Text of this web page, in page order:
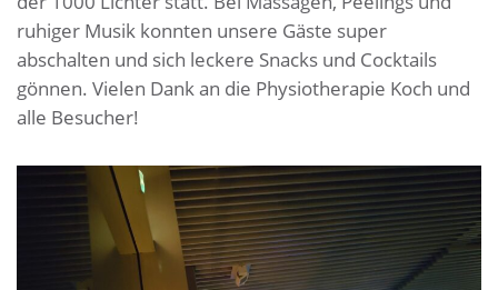
ruhiger Musik konnten unsere Gäste super
abschalten und sich leckere Snacks und Cocktails
gönnen. Vielen Dank an die Physiotherapie Koch und
alle Besucher!